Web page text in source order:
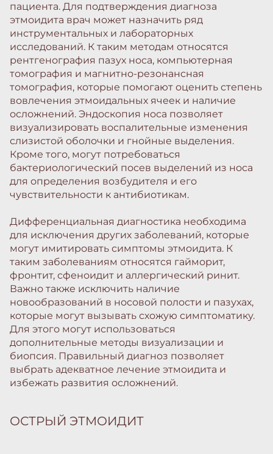
пациента. Для подтверждения диагноза
этмоидита врач может назначить ряд
инструментальных и лабораторных
исследований. К таким методам относятся
рентгенография пазух носа, компьютерная
томография и магнитно-резонансная
томография, которые помогают оценить степень
вовлечения этмоидальных ячеек и наличие
осложнений. Эндоскопия носа позволяет
визуализировать воспалительные изменения
слизистой оболочки и гнойные выделения.
Кроме того, могут потребоваться
бактериологический посев выделений из носа
для определения возбудителя и его
чувствительности к антибиотикам.
Дифференциальная диагностика необходима
для исключения других заболеваний, которые
могут имитировать симптомы этмоидита. К
таким заболеваниям относятся гайморит,
фронтит, сфеноидит и аллергический ринит.
Важно также исключить наличие
новообразований в носовой полости и пазухах,
которые могут вызывать схожую симптоматику.
Для этого могут использоваться
дополнительные методы визуализации и
биопсия. Правильный диагноз позволяет
выбрать адекватное лечение этмоидита и
избежать развития осложнений.
ОСТРЫЙ ЭТМОИДИТ